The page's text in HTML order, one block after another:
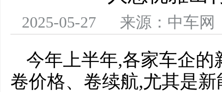
2025-05-27 来源：中车
今年上半年,各家车企
卷价格、卷续航,尤其是